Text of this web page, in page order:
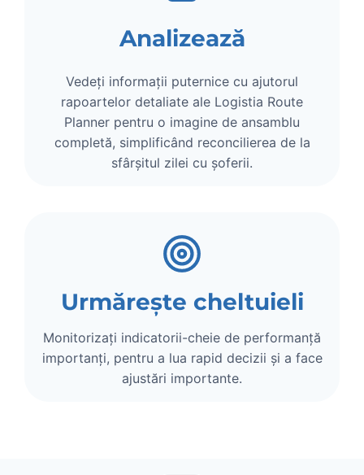
Analizează
Vedeți informații puternice cu ajutorul
rapoartelor detaliate ale Logistia Route
Planner pentru o imagine de ansamblu
completă, simplificând reconcilierea de la
sfârșitul zilei cu șoferii.
Urmărește cheltuieli
Monitorizați indicatorii-cheie de performanță
importanți, pentru a lua rapid decizii și a face
ajustări importante.